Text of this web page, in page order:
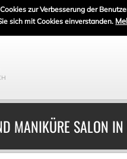
zur Verbesserung der
sich mit Cookies einverstanden.
MANIKÜRE SALON